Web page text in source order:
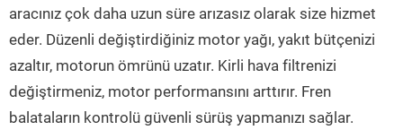
aracınız çok daha uzun süre arızasız olarak size hizmet
eder. Düzenli değiştirdiğiniz motor yağı, yakıt bütçenizi
azaltır, motorun ömrünü uzatır. Kirli hava filtrenizi
değiştirmeniz, motor performansını arttırır. Fren
balataların kontrolü güvenli sürüş yapmanızı sağlar.